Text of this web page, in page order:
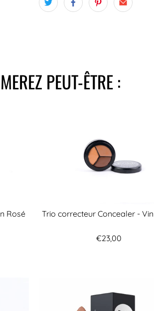
PEUT-ÊTRE :
Rosé Trio correcteur Concealer -
€23,00